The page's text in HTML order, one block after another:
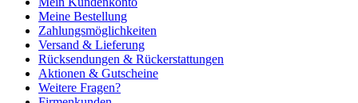
Meine Bestellung
Zahlungsmöglichkeiten
Versand & Lieferung
Rücksendungen & Rückerstattungen
Aktionen & Gutscheine
Weitere Fragen?